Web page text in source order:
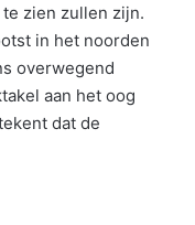
zien zullen zijn.
in het noorden
overwegend
aan het oog
dat de